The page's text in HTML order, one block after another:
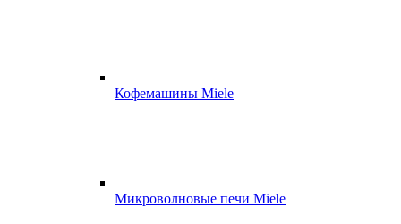
Кофемашины Miele
Микроволновые печи Miele